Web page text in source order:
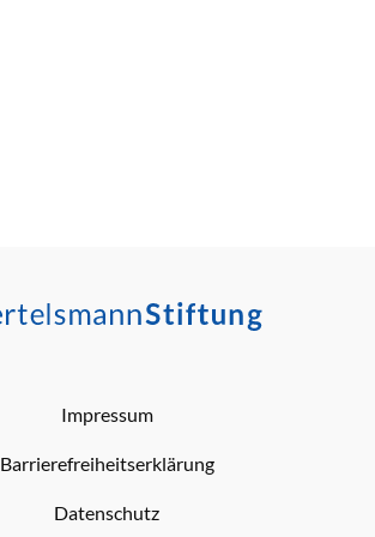
Impressum
Barrierefreiheitserklärung
Datenschutz